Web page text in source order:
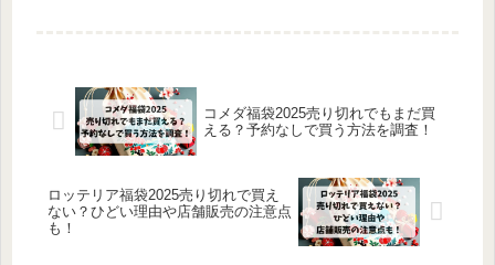
トするためのコツ、予約方法を詳しく
紹介します。
コメダ福袋2025売り切れでもまだ買
える？予約なしで買う方法を調査！
ロッテリア福袋2025売り切れで買え
ない？ひどい理由や店舗販売の注意点
も！